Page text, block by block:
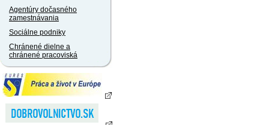
Agentúry dočasného
zamestnávania
Sociálne podniky
Chránené dielne a
chránené pracoviská